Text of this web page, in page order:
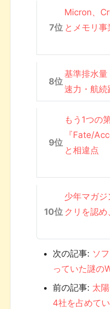
Micron、
とメモリ事
基準排水量
速力・航続
もう1つの
『Fate/
と相違点
少年マガ
クリを認め
次の記事: ソ
っていた謎の
前の記事: 太
4社を占めて